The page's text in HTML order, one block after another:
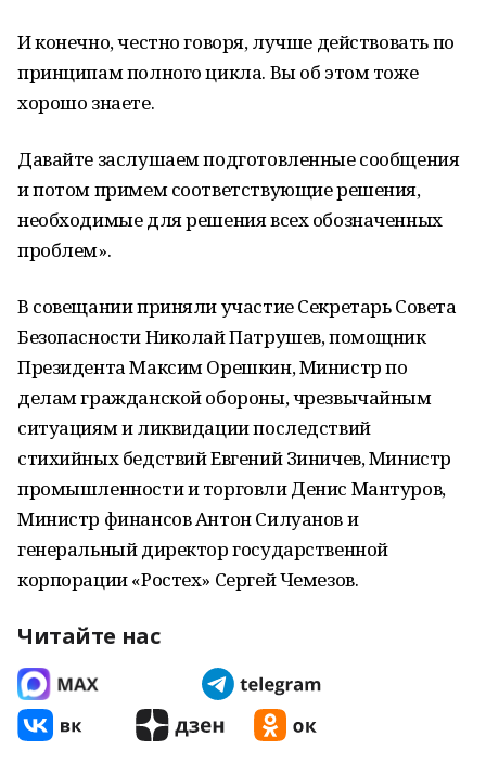
И конечно, честно говоря, лучше действовать по
принципам полного цикла. Вы об этом тоже
хорошо знаете.
Давайте заслушаем подготовленные сообщения
и потом примем соответствующие решения,
необходимые для решения всех обозначенных
проблем».
В совещании приняли участие Секретарь Совета
Безопасности Николай Патрушев, помощник
Президента Максим Орешкин, Министр по
делам гражданской обороны, чрезвычайным
ситуациям и ликвидации последствий
стихийных бедствий Евгений Зиничев, Министр
промышленности и торговли Денис Мантуров,
Министр финансов Антон Силуанов и
генеральный директор государственной
корпорации «Ростех» Сергей Чемезов.
Читайте нас